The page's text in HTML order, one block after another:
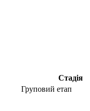
Стадія
Груповий етап